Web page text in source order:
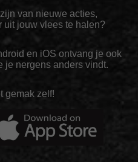
van nieuwe acties,
uit jouw vlees te halen?
en iOS ontvang je ook
je nergens anders vindt.
gemak zelf!